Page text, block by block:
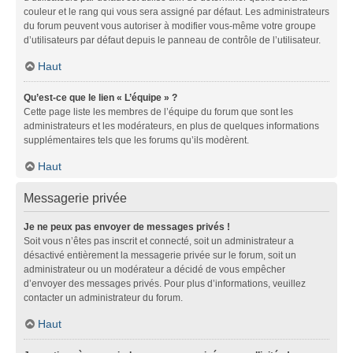
couleur et le rang qui vous sera assigné par défaut. Les administrateurs
du forum peuvent vous autoriser à modifier vous-même votre groupe
d’utilisateurs par défaut depuis le panneau de contrôle de l’utilisateur.
Haut
Qu’est-ce que le lien « L’équipe » ?
Cette page liste les membres de l’équipe du forum que sont les
administrateurs et les modérateurs, en plus de quelques informations
supplémentaires tels que les forums qu’ils modèrent.
Haut
Messagerie privée
Je ne peux pas envoyer de messages privés !
Soit vous n’êtes pas inscrit et connecté, soit un administrateur a
désactivé entièrement la messagerie privée sur le forum, soit un
administrateur ou un modérateur a décidé de vous empêcher
d’envoyer des messages privés. Pour plus d’informations, veuillez
contacter un administrateur du forum.
Haut